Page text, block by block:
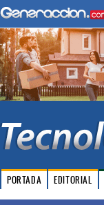
PORTADA EDITORIAL